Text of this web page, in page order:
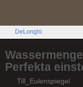
DeLonghi
Perfekta
Till_Eulenspiegel